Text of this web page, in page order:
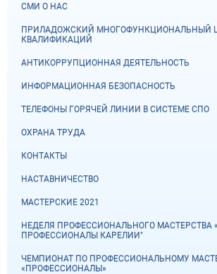
СМИ О НАС
ПРИЛАДОЖСКИЙ МНОГОФУНКЦИОНАЛЬНЫЙ
КВАЛИФИКАЦИЙ
АНТИКОРРУПЦИОННАЯ ДЕЯТЕЛЬНОСТЬ
ИНФОРМАЦИОННАЯ БЕЗОПАСНОСТЬ
ТЕЛЕФОНЫ ГОРЯЧЕЙ ЛИНИИ В СИСТЕМЕ СПО
ОХРАНА ТРУДА
КОНТАКТЫ
НАСТАВНИЧЕСТВО
МАСТЕРСКИЕ 2021
НЕДЕЛЯ ПРОФЕССИОНАЛЬНОГО МАСТЕРСТВА
ПРОФЕССИОНАЛЫ КАРЕЛИИ"
ЧЕМПИОНАТ ПО ПРОФЕССИОНАЛЬНОМУ
«ПРОФЕССИОНАЛЫ»